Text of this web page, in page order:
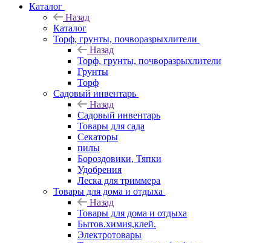
Каталог
Назад
Каталог
Торф, грунты, почворазрыхлители
Назад
Торф, грунты, почворазрыхлители
Грунты
Торф
Садовый инвентарь
Назад
Садовый инвентарь
Товары для сада
Секаторы
пилы
Бороздовики, Тяпки
Удобрения
Леска для триммера
Товары для дома и отдыха
Назад
Товары для дома и отдыха
Бытов.химия,клей.
Электротовары